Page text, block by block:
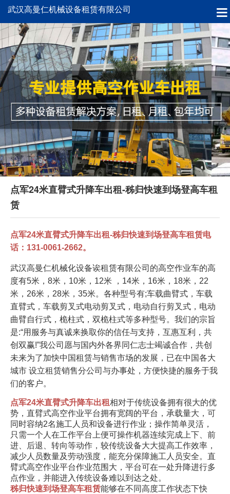
武汉高曼仁机械设备租赁有限公司
点军24米直臂式升降车出租-秭归快速到场登高车租
赁
点军24米直臂式升降车出租-秭归快速到场登高车租赁电
话：131-0061-2662。
武汉高曼仁机械化设备诶租赁有限公司的高空作业车的高
度有5米，8米，10米，12米 ，14米，16米，18米，22
米，26米，28米，35米。各种型号有;车载曲臂式，车载
直臂式，车载剪叉式电动剪叉式，电动自行剪叉式，电动
曲臂自行式，桅柱式，双桅柱式等多种型号。我们的宗旨
是:“用服务与真诚来换取你的信任与支持，互惠互利，共
创双赢!”我公司愿与国内外各界同仁志士竭诚合作，共创
未来为了加快中国租赁与销售市场的发展，已在中国各大
城市 设立租赁销售分公司与办事处，方便快捷的服务于我
们的客户。
点军24米直臂式升降车出租相对于传统设备拥有很大的优
势，直臂式高空作业平台拥有宽阔的平台，承载量大，可
同时容纳2名施工人员和设备进行作业；操作简单灵活，
只需一个人在工作平台上便可操作机器连续完成上下、前
进、后退、转向等动作，较传统设备大大提高工作效率，
减少人员数量及劳动强度，能充分保障施工人员安全。直
臂式高空作业平台作业范围大，平台可在一处升降进行多
点作业，并能进入传统设备难以到达之处。
秭归快速到场登高车租赁能够在不同高度工作状态下快